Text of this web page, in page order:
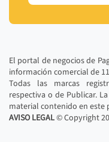
El portal de negocios de
información comercial de
Todas las marcas
respectiva o de Publicar.
material contenido en
AVISO LEGAL© Copyright